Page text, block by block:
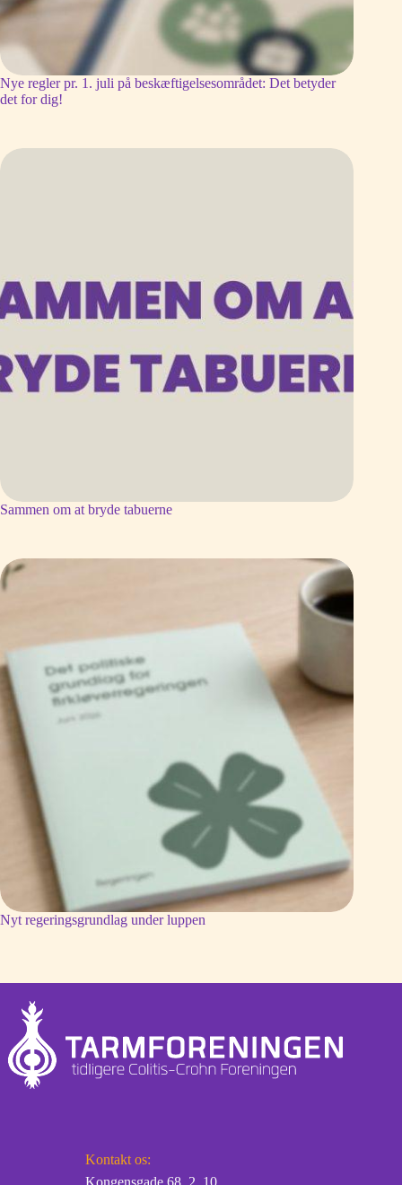
Nye regler pr. 1. juli på beskæftigelsesområdet: Det betyder
det for dig!
Sammen om at bryde tabuerne
Nyt regeringsgrundlag under luppen
Kontakt os:
Kongensgade 68, 2. 10